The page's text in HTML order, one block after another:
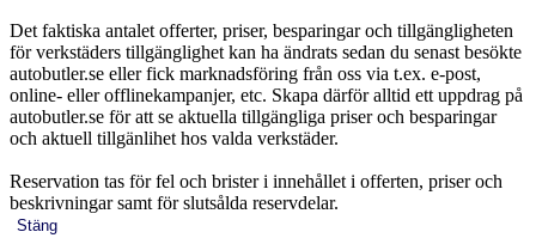
Det faktiska antalet offerter, priser, besparingar och tillgängligheten
för verkstäders tillgänglighet kan ha ändrats sedan du senast besökte
autobutler.se eller fick marknadsföring från oss via t.ex. e-post,
online- eller offlinekampanjer, etc. Skapa därför alltid ett uppdrag på
autobutler.se för att se aktuella tillgängliga priser och besparingar
och aktuell tillgänlihet hos valda verkstäder.
Reservation tas för fel och brister i innehållet i offerten, priser och
beskrivningar samt för slutsålda reservdelar.
Stäng